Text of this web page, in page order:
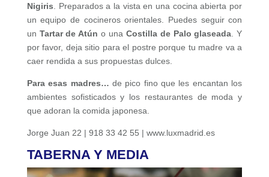
Nigiris . Preparados a la vista en una cocina abierta por
un equipo de cocineros orientales. Puedes seguir con
un Tartar de Atún o una Costilla de Palo glaseada . Y
por favor, deja sitio para el postre porque tu madre va a
caer rendida a sus propuestas dulces.
Para esas madres… de pico fino que les encantan los
ambientes sofisticados y los restaurantes de moda y
que adoran la comida japonesa.
Jorge Juan 22 | 918 33 42 55 | www.luxmadrid.es
TABERNA Y MEDIA